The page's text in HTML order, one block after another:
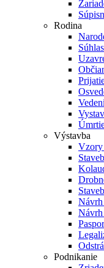
Rodina
Výstavba
Vzory
Návrh
Podnikanie